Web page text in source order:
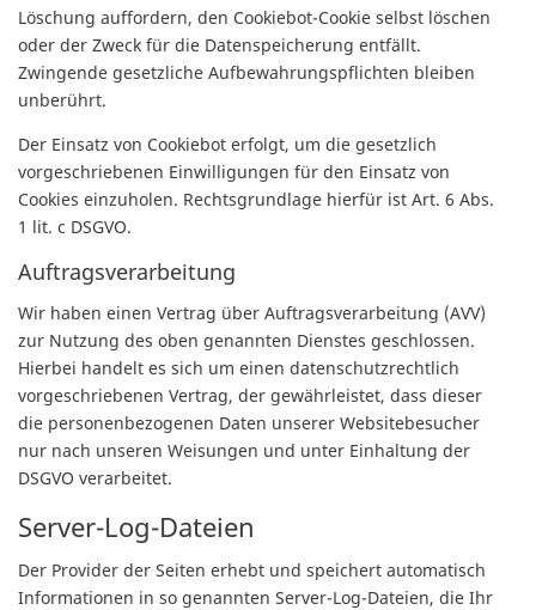
Löschung auffordern, den Cookiebot-Cookie selbst löschen
oder der Zweck für die Datenspeicherung entfällt.
Zwingende gesetzliche Aufbewahrungspflichten bleiben
unberührt.
Der Einsatz von Cookiebot erfolgt, um die gesetzlich
vorgeschriebenen Einwilligungen für den Einsatz von
Cookies einzuholen. Rechtsgrundlage hierfür ist Art. 6 Abs.
1 lit. c DSGVO.
Auftragsverarbeitung
Wir haben einen Vertrag über Auftragsverarbeitung (AVV)
zur Nutzung des oben genannten Dienstes geschlossen.
Hierbei handelt es sich um einen datenschutzrechtlich
vorgeschriebenen Vertrag, der gewährleistet, dass dieser
die personenbezogenen Daten unserer Websitebesucher
nur nach unseren Weisungen und unter Einhaltung der
DSGVO verarbeitet.
Server-Log-Dateien
Der Provider der Seiten erhebt und speichert automatisch
Informationen in so genannten Server-Log-Dateien, die Ihr